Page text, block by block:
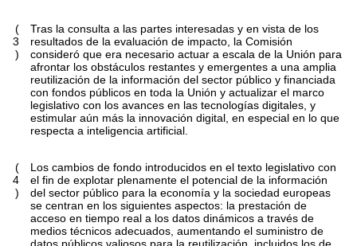
(
3
)
Tras la consulta a las partes interesadas y en vista de los
resultados de la evaluación de impacto, la Comisión
consideró que era necesario actuar a escala de la Unión para
afrontar los obstáculos restantes y emergentes a una amplia
reutilización de la información del sector público y financiada
con fondos públicos en toda la Unión y actualizar el marco
legislativo con los avances en las tecnologías digitales, y
estimular aún más la innovación digital, en especial en lo que
respecta a inteligencia artificial.
(
4
)
Los cambios de fondo introducidos en el texto legislativo con
el fin de explotar plenamente el potencial de la información
del sector público para la economía y la sociedad europeas
se centran en los siguientes aspectos: la prestación de
acceso en tiempo real a los datos dinámicos a través de
medios técnicos adecuados, aumentando el suministro de